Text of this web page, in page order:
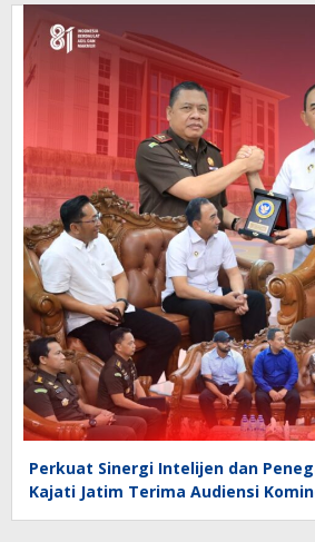
Perkuat Sinergi Intelijen dan
Kajati Jatim Terima Audiensi